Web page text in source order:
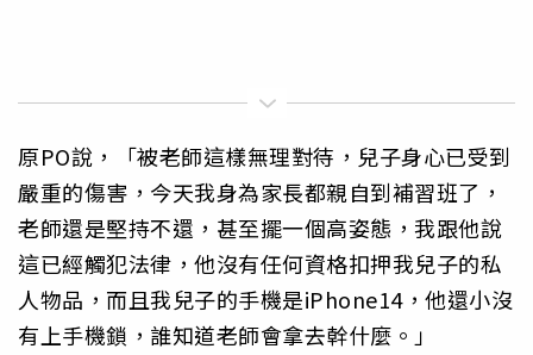
原PO說，「被老師這樣無理對待，兒子身心已受到
嚴重的傷害，今天我身為家長都親自到補習班了，
老師還是堅持不還，甚至擺一個高姿態，我跟他說
這已經觸犯法律，他沒有任何資格扣押我兒子的私
人物品，而且我兒子的手機是iPhone14，他還小沒
有上手機鎖，誰知道老師會拿去幹什麼。」